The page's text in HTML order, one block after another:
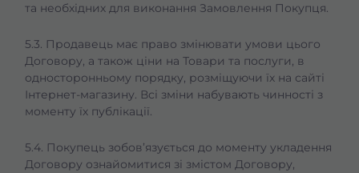
та необхідних для виконання Замовлення Покупця.
5.3. Продавець має право змінювати умови цього
Договору, а також ціни на Товари та послуги, в
односторонньому порядку, розміщуючи їх на сайті
Інтернет-магазину. Всі зміни набувають чинності з
моменту їх публікації.
5.4. Покупець зобов’язується до моменту укладення
Договору ознайомитися зі змістом Договору,